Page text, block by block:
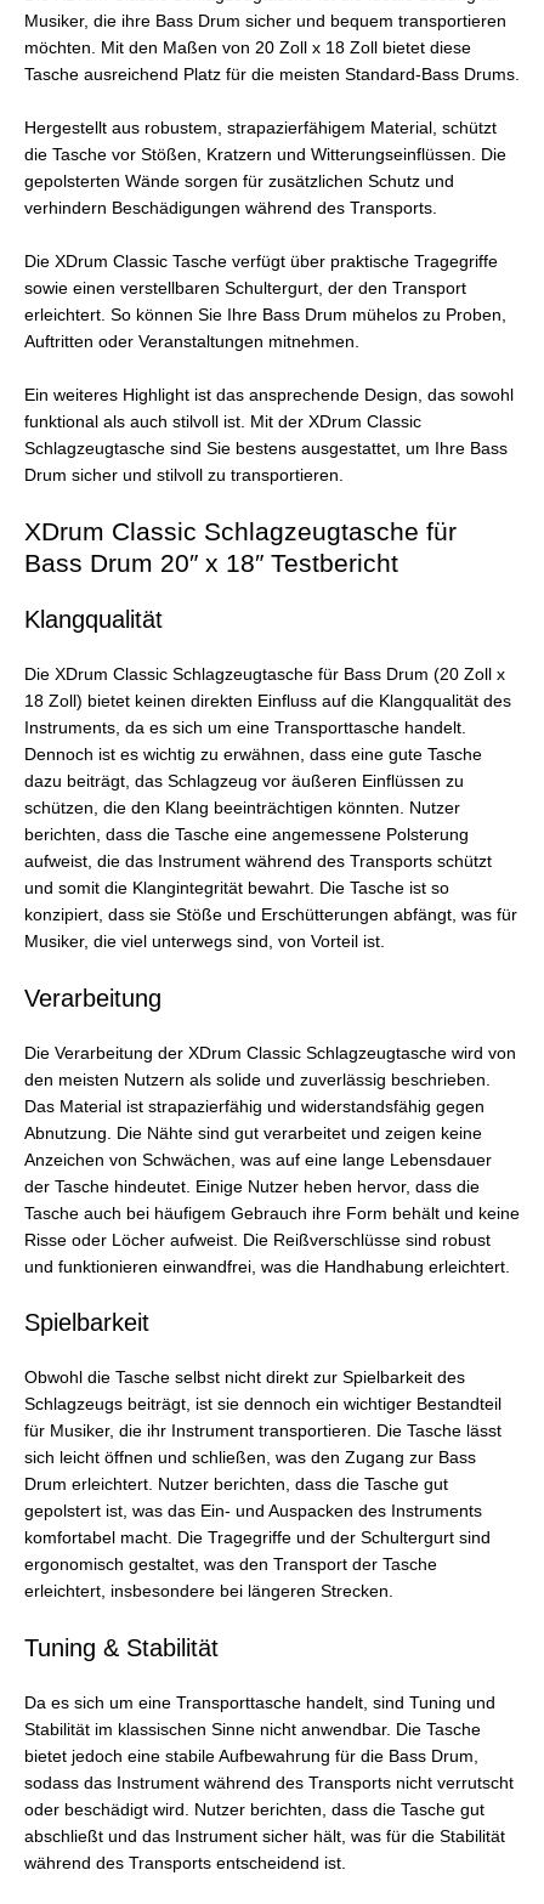
Musiker, die ihre Bass Drum sicher und bequem transportieren
möchten. Mit den Maßen von 20 Zoll x 18 Zoll bietet diese
Tasche ausreichend Platz für die meisten Standard-Bass Drums.
Hergestellt aus robustem, strapazierfähigem Material, schützt
die Tasche vor Stößen, Kratzern und Witterungseinflüssen. Die
gepolsterten Wände sorgen für zusätzlichen Schutz und
verhindern Beschädigungen während des Transports.
Die XDrum Classic Tasche verfügt über praktische Tragegriffe
sowie einen verstellbaren Schultergurt, der den Transport
erleichtert. So können Sie Ihre Bass Drum mühelos zu Proben,
Auftritten oder Veranstaltungen mitnehmen.
Ein weiteres Highlight ist das ansprechende Design, das sowohl
funktional als auch stilvoll ist. Mit der XDrum Classic
Schlagzeugtasche sind Sie bestens ausgestattet, um Ihre Bass
Drum sicher und stilvoll zu transportieren.
XDrum Classic Schlagzeugtasche für
Bass Drum 20″ x 18″ Testbericht
Klangqualität
Die XDrum Classic Schlagzeugtasche für Bass Drum (20 Zoll x
18 Zoll) bietet keinen direkten Einfluss auf die Klangqualität des
Instruments, da es sich um eine Transporttasche handelt.
Dennoch ist es wichtig zu erwähnen, dass eine gute Tasche
dazu beiträgt, das Schlagzeug vor äußeren Einflüssen zu
schützen, die den Klang beeinträchtigen könnten. Nutzer
berichten, dass die Tasche eine angemessene Polsterung
aufweist, die das Instrument während des Transports schützt
und somit die Klangintegrität bewahrt. Die Tasche ist so
konzipiert, dass sie Stöße und Erschütterungen abfängt, was für
Musiker, die viel unterwegs sind, von Vorteil ist.
Verarbeitung
Die Verarbeitung der XDrum Classic Schlagzeugtasche wird von
den meisten Nutzern als solide und zuverlässig beschrieben.
Das Material ist strapazierfähig und widerstandsfähig gegen
Abnutzung. Die Nähte sind gut verarbeitet und zeigen keine
Anzeichen von Schwächen, was auf eine lange Lebensdauer
der Tasche hindeutet. Einige Nutzer heben hervor, dass die
Tasche auch bei häufigem Gebrauch ihre Form behält und keine
Risse oder Löcher aufweist. Die Reißverschlüsse sind robust
und funktionieren einwandfrei, was die Handhabung erleichtert.
Spielbarkeit
Obwohl die Tasche selbst nicht direkt zur Spielbarkeit des
Schlagzeugs beiträgt, ist sie dennoch ein wichtiger Bestandteil
für Musiker, die ihr Instrument transportieren. Die Tasche lässt
sich leicht öffnen und schließen, was den Zugang zur Bass
Drum erleichtert. Nutzer berichten, dass die Tasche gut
gepolstert ist, was das Ein- und Auspacken des Instruments
komfortabel macht. Die Tragegriffe und der Schultergurt sind
ergonomisch gestaltet, was den Transport der Tasche
erleichtert, insbesondere bei längeren Strecken.
Tuning & Stabilität
Da es sich um eine Transporttasche handelt, sind Tuning und
Stabilität im klassischen Sinne nicht anwendbar. Die Tasche
bietet jedoch eine stabile Aufbewahrung für die Bass Drum,
sodass das Instrument während des Transports nicht verrutscht
oder beschädigt wird. Nutzer berichten, dass die Tasche gut
abschließt und das Instrument sicher hält, was für die Stabilität
während des Transports entscheidend ist.